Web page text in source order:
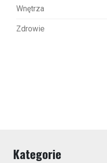
Wnętrza
Zdrowie
Kategorie